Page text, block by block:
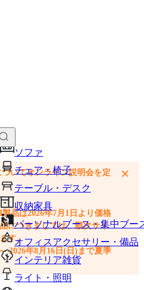
ソファ
チェア・椅子
テーブル・デスク
収納家具
パーソナルブース・集中ブー
オフィスアクセサリー・備品
インテリア雑貨
ライト・照明
けて、カートに追加できます
いてオンライン説明会を定
品は2026年7月1日より価格
につきましては、順次サイ
す。
2026年8月16日(日)まで夏季
×